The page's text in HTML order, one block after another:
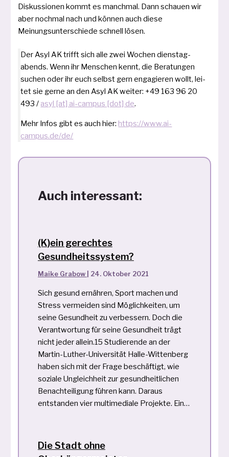
Diskussionen kommt es manch­mal. Dann schau­en wir
aber noch­mal nach und kön­nen auch die­se
Meinungsunterschiede schnell lösen.
Der Asyl AK trifft sich alle zwei Wochen diens­tag­
abends. Wenn ihr Menschen kennt, die Beratungen
suchen oder ihr euch selbst gern enga­gie­ren wollt, lei­
tet sie ger­ne an den Asyl AK wei­ter: +49 163 96 20
493 / asyl [at] ai-cam­pus [dot] de.
Mehr Infos gibt es auch hier: https://www.ai-
campus.de/de/
Auch interessant:
(K)ein gerechtes
Gesundheitssystem?
Maike Grabow 24. Oktober 2021
Sich gesund ernähren, Sport machen und
Stress vermeiden sind Möglichkeiten, um
seine Gesundheit zu verbessern. Doch die
Verantwortung für seine Gesundheit trägt
nicht jeder allein.15 Studierende an der
Martin-Luther-Universität Halle-Wittenberg
haben sich mit der Frage beschäftigt, wie
soziale Ungleichheit zur gesundheitlichen
Benachteiligung führen kann. Daraus
entstanden vier multimediale Projekte. Ein…
Die Stadt ohne